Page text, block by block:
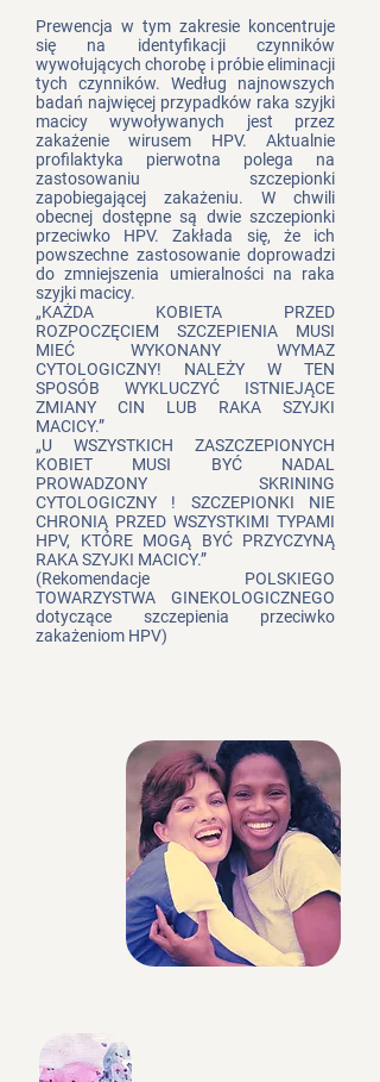
Prewencja w tym zakresie koncentruje
się na identyfikacji czynników
wywołujących chorobę i próbie eliminacji
tych czynników. Według najnowszych
badań najwięcej przypadków raka szyjki
macicy wywoływanych jest przez
zakażenie wirusem HPV. Aktualnie
profilaktyka pierwotna polega na
zastosowaniu szczepionki
zapobiegającej zakażeniu. W chwili
obecnej dostępne są dwie szczepionki
przeciwko HPV. Zakłada się, że ich
powszechne zastosowanie doprowadzi
do zmniejszenia umieralności na raka
szyjki macicy.
„KAŻDA KOBIETA PRZED
ROZPOCZĘCIEM SZCZEPIENIA MUSI
MIEĆ WYKONANY WYMAZ
CYTOLOGICZNY! NALEŻY W TEN
SPOSÓB WYKLUCZYĆ ISTNIEJĄCE
ZMIANY CIN LUB RAKA SZYJKI
MACICY.”
„U WSZYSTKICH ZASZCZEPIONYCH
KOBIET MUSI BYĆ NADAL
PROWADZONY SKRINING
CYTOLOGICZNY ! SZCZEPIONKI NIE
CHRONIĄ PRZED WSZYSTKIMI TYPAMI
HPV, KTÓRE MOGĄ BYĆ PRZYCZYNĄ
RAKA SZYJKI MACICY.”
(Rekomendacje POLSKIEGO
TOWARZYSTWA GINEKOLOGICZNEGO
dotyczące szczepienia przeciwko
zakażeniom HPV)